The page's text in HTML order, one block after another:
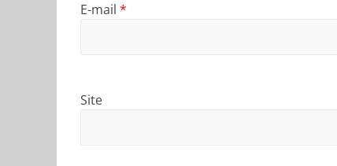
E-mail *
Site